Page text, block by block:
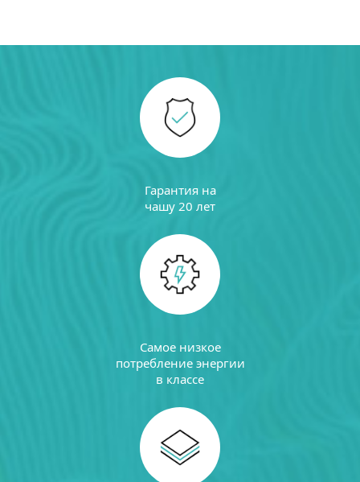
Гарантия на
чашу 20 лет
Самое низкое
потребление энергии
в классе